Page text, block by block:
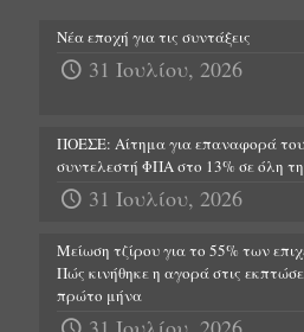
Νέα εποχή για τις συντάξεις
31 Ιουλίου, 2026
ΠΟΕΣΕ: Αίτημα για επαναφορά του
συντελεστή ΦΠΑ στο 13% σε όλη
31 Ιουλίου, 2026
Μείωση τζίρου για το 55% των
Πώς κινήθηκε η αγορά στις
πρώτο μήνα